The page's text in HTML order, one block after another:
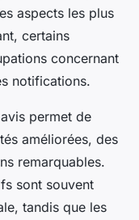
aspects les plus
certains
concernant
notifications.
permet de
améliorées, des
remarquables.
sont souvent
tandis que les